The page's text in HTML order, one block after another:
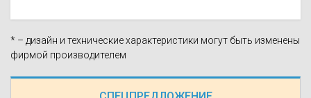
* – дизайн и технические характеристики могут быть изменены
фирмой производителем